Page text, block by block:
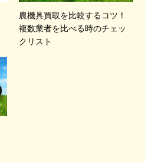
農機具買取を比較するコツ！
複数業者を比べる時のチェッ
クリスト